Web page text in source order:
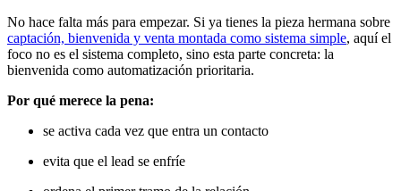
No hace falta más para empezar. Si ya tienes la pieza hermana sobre
captación, bienvenida y venta montada como sistema simple, aquí el
foco no es el sistema completo, sino esta parte concreta: la
bienvenida como automatización prioritaria.
Por qué merece la pena:
se activa cada vez que entra un contacto
evita que el lead se enfríe